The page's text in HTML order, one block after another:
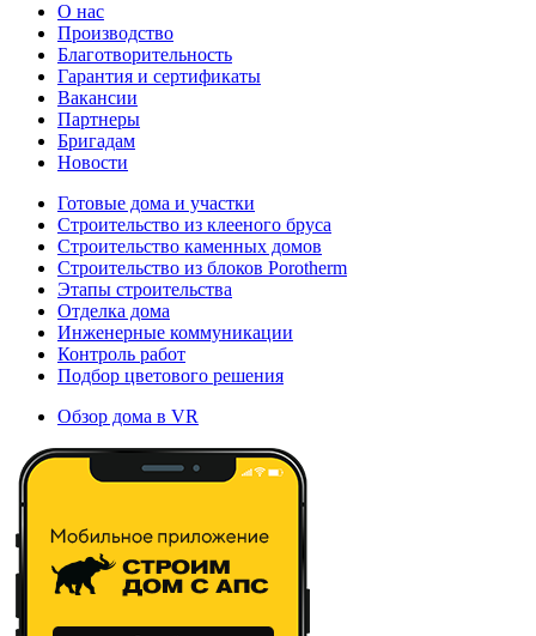
О нас
Производство
Благотворительность
Гарантия и сертификаты
Вакансии
Партнеры
Бригадам
Новости
Готовые дома и участки
Строительство из клееного бруса
Строительство каменных домов
Строительство из блоков Porotherm
Этапы строительства
Отделка дома
Инженерные коммуникации
Контроль работ
Подбор цветового решения
Обзор дома в VR